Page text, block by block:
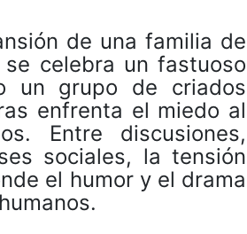
de una familia de
celebra un fastuoso
un grupo de criados
enfrenta el miedo al
Entre discusiones,
sociales, la tensión
el humor y el drama